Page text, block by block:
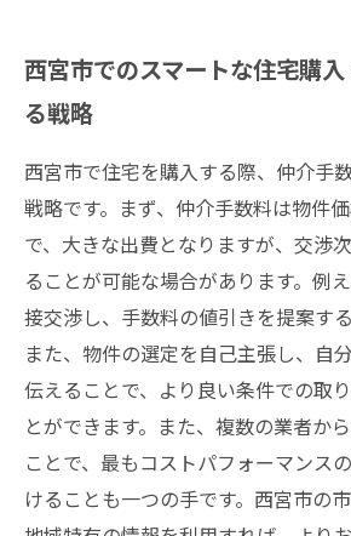
西宮市でのスマートな住宅購
る戦略
西宮市で住宅を購入する際、仲介手
戦略です。まず、仲介手数料は物件
で、大きな出費となりますが、交渉
ることが可能な場合があります。例
接交渉し、手数料の値引きを提案す
また、物件の選定を自己主張し、自
伝えることで、より良い条件での取
とができます。また、複数の業者か
ことで、最もコストパフォーマンス
けることも一つの手です。西宮市の